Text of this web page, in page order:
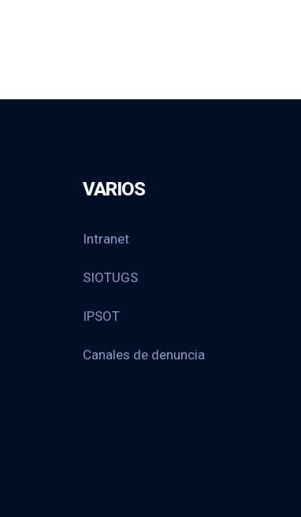
VARIOS
Intranet
SIOTUGS
IPSOT
Canales de denuncia